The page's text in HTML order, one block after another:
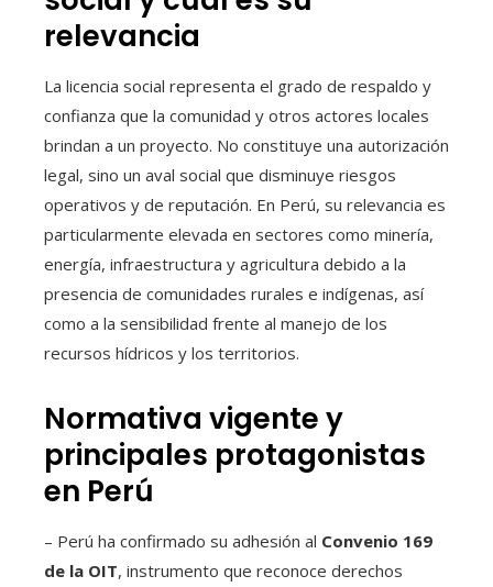
relevancia
La licencia social representa el grado de respaldo y
confianza que la comunidad y otros actores locales
brindan a un proyecto. No constituye una autorización
legal, sino un aval social que disminuye riesgos
operativos y de reputación. En Perú, su relevancia es
particularmente elevada en sectores como minería,
energía, infraestructura y agricultura debido a la
presencia de comunidades rurales e indígenas, así
como a la sensibilidad frente al manejo de los
recursos hídricos y los territorios.
Normativa vigente y
principales protagonistas
en Perú
– Perú ha confirmado su adhesión al Convenio 169
de la OIT, instrumento que reconoce derechos